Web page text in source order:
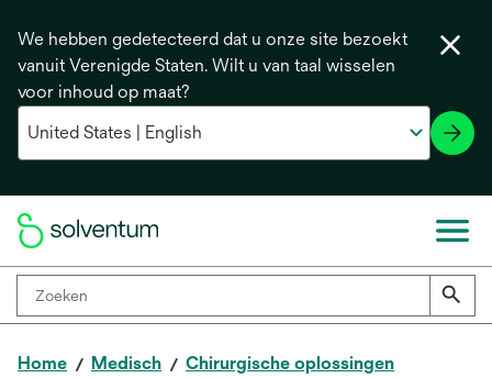
We hebben gedetecteerd dat u onze site bezoekt
vanuit Verenigde Staten. Wilt u van taal wisselen
voor inhoud op maat?
Home Medisch
Chirurgische oplossingen